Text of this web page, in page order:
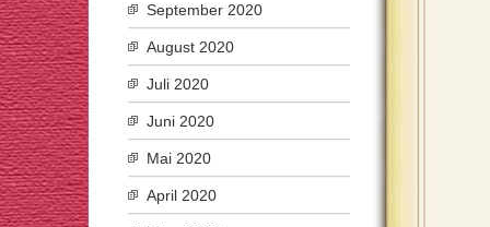
September 2020
August 2020
Juli 2020
Juni 2020
Mai 2020
April 2020